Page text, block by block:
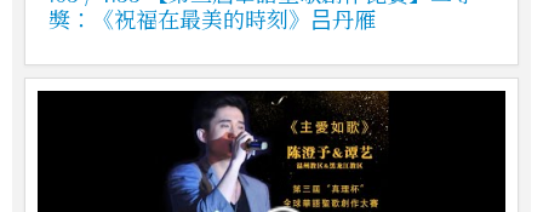
獎：《祝福在最美的時刻》吕丹雁